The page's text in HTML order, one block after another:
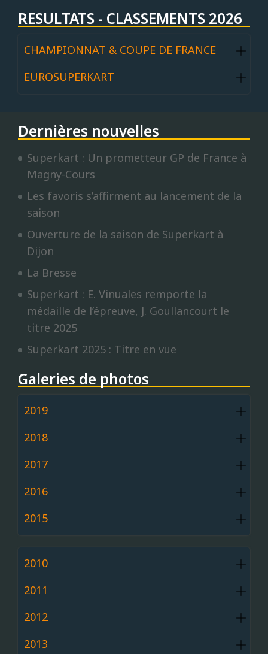
RESULTATS - CLASSEMENTS 2026
CHAMPIONNAT & COUPE DE FRANCE
EUROSUPERKART
Dernières nouvelles
Superkart : Un prometteur GP de France à
Magny-Cours
Les favoris s’affirment au lancement de la
saison
Ouverture de la saison de Superkart à
Dijon
La Bresse
Superkart : E. Vinuales remporte la
médaille de l’épreuve, J. Goullancourt le
titre 2025
Superkart 2025 : Titre en vue
Galeries de photos
2019
2018
2017
2016
2015
2010
2011
2012
2013